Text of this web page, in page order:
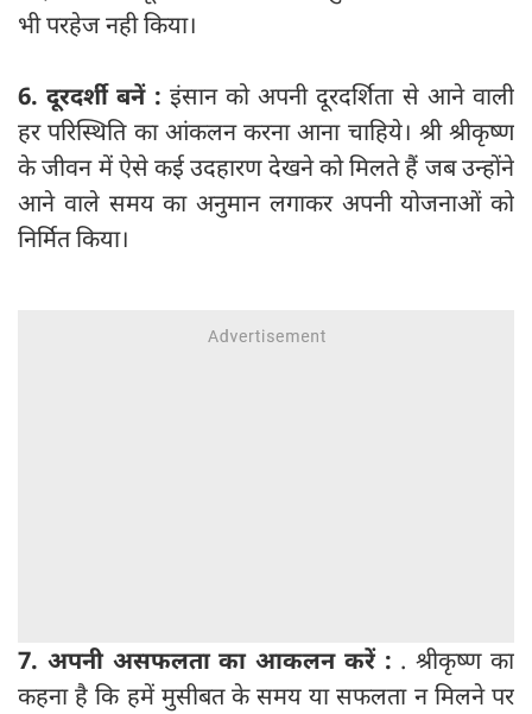
भी परहेज नही किया।
6.दूरदर्शी बनें : इंसान को अपनी दूरदर्शिता से आने वाली
हर परिस्थिति का आंकलन करना आना चाहिये। श्री श्रीकृष्ण
के जीवन में ऐसे कई उदहारण देखने को मिलते हैं जब उन्होंने
आने वाले समय का अनुमान लगाकर अपनी योजनाओं को
निर्मित किया।
7. अपनी असफलता का आकलन करें : . श्रीकृष्ण का
कहना है कि हमें मुसीबत के समय या सफलता न मिलने पर